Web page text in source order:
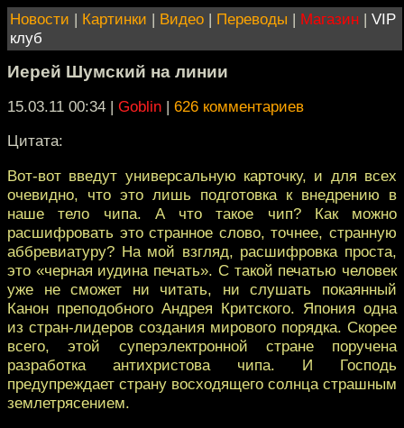
Новости | Картинки | Видео | Переводы | Магазин | VIP
клуб
Иерей Шумский на линии
15.03.11 00:34 | Goblin | 626 комментариев
Цитата:
Вот-вот введут универсальную карточку, и для всех
очевидно, что это лишь подготовка к внедрению в
наше тело чипа. А что такое чип? Как можно
расшифровать это странное слово, точнее, странную
аббревиатуру? На мой взгляд, расшифровка проста,
это «черная иудина печать». С такой печатью человек
уже не сможет ни читать, ни слушать покаянный
Канон преподобного Андрея Критского. Япония одна
из стран-лидеров создания мирового порядка. Скорее
всего, этой суперэлектронной стране поручена
разработка антихристова чипа. И Господь
предупреждает страну восходящего солнца страшным
землетрясением.